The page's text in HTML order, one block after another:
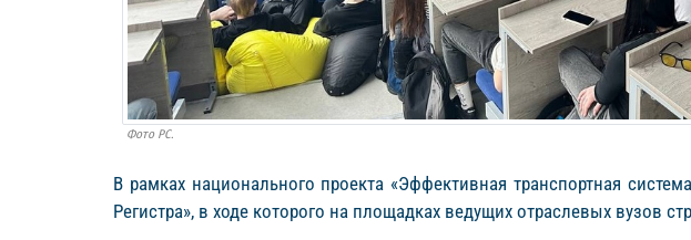
Фото РС.
В рамках национального проекта «Эффективная транспортная
Регистра», в ходе которого на площадках ведущих отраслевых вузов